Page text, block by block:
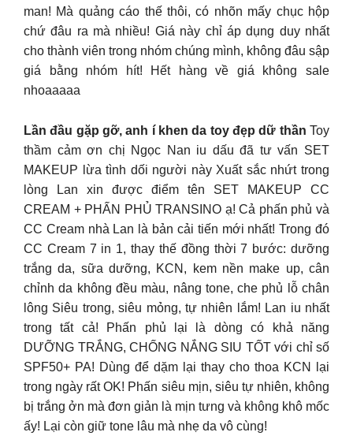
man! Mà quảng cáo thế thôi, có nhõn mấy chục hộp
chứ đâu ra mà nhiều! Giá này chỉ áp dụng duy nhất
cho thành viên trong nhóm chúng mình, không đâu sập
giá bằng nhóm hít! Hết hàng về giá không sale
nhoaaaaa
Lần đầu gặp gỡ, anh í khen da toy đẹp dữ thần Toy
thầm cảm ơn chị Ngọc Nan iu dấu đã tư vấn SET
MAKEUP lừa tình dối người này Xuất sắc nhứt trong
lòng Lan xin được điểm tên SET MAKEUP CC
CREAM + PHẤN PHỦ TRANSINO ạ! Cả phấn phủ và
CC Cream nhà Lan là bản cải tiến mới nhất! Trong đó
CC Cream 7 in 1, thay thế đồng thời 7 bước: dưỡng
trắng da, sữa dưỡng, KCN, kem nền make up, cân
chỉnh da không đều màu, nâng tone, che phủ lỗ chân
lông Siêu trong, siêu mỏng, tự nhiên lắm! Lan iu nhất
trong tất cả! Phấn phủ lại là dòng có khả năng
DƯỠNG TRẮNG, CHỐNG NẮNG SIU TỐT với chỉ số
SPF50+ PA! Dùng để dặm lại thay cho thoa KCN lại
trong ngày rất OK! Phấn siêu mịn, siêu tự nhiên, không
bị trắng ởn mà đơn giản là mịn tưng và không khô mốc
ấy! Lại còn giữ tone lâu mà nhẹ da vô cùng!